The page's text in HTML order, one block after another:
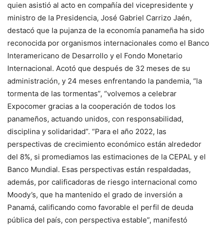
quien asistió al acto en compañía del vicepresidente y
ministro de la Presidencia, José Gabriel Carrizo Jaén,
destacó que la pujanza de la economía panameña ha sido
reconocida por organismos internacionales como el Banco
Interamericano de Desarrollo y el Fondo Monetario
Internacional. Acotó que después de 32 meses de su
administración, y 24 meses enfrentando la pandemia, “la
tormenta de las tormentas”, “volvemos a celebrar
Expocomer gracias a la cooperación de todos los
panameños, actuando unidos, con responsabilidad,
disciplina y solidaridad”. “Para el año 2022, las
perspectivas de crecimiento económico están alrededor
del 8%, si promediamos las estimaciones de la CEPAL y el
Banco Mundial. Esas perspectivas están respaldadas,
además, por calificadoras de riesgo internacional como
Moody’s, que ha mantenido el grado de inversión a
Panamá, calificando como favorable el perfil de deuda
pública del país, con perspectiva estable”, manifestó